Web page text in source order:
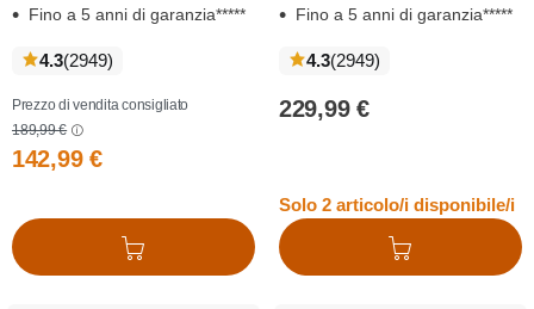
Fino a 5 anni di garanzia*****
4.3(2949recensioni
)
Prezzo di vendita consigliato
189,99 €
142,99 €
Aggiungi al carrello
Fino a 5 anni di garanzia*****
4.3(2949recensioni
)
229,99 €
Solo 2 articolo/i disponibile/i
Aggiungi al carrello